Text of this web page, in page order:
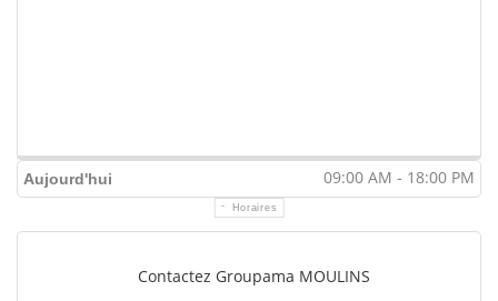
Aujourd'hui 09:00 AM - 18:00 PM
Horaires
Contactez Groupama MOULINS